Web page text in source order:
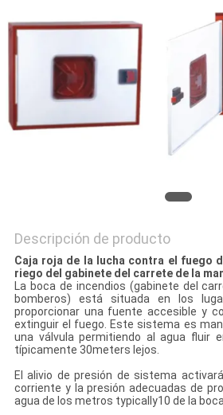
UNA
CITA
MAPA
DEL
PRIVACIDAD
Descripción de producto
Caja roja de la lucha contra el fuego
riego del gabinete del carrete de la
La boca de incendios (gabinete del
bomberos) está situada en los
proporcionar una fuente accesible y
extinguir el fuego. Este sistema es
una válvula permitiendo al agua fluir
típicamente 30meters lejos.
El alivio de presión de sistema
corriente y la presión adecuadas de
agua de los metros typically10 de la boca